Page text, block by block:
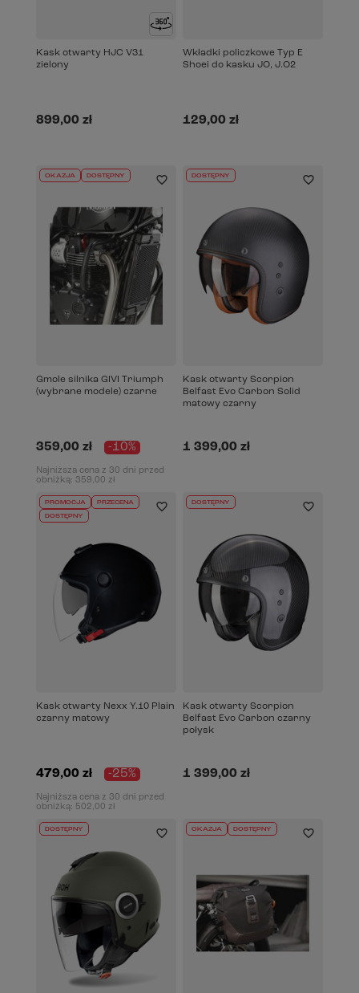
Kask otwarty HJC V31
zielony
899,00 zł
Wkładki policzkowe Typ E
Shoei do kasku JO, J.O2
129,00 zł
OKAZJA DOSTĘPNY
Gmole silnika GIVI Triumph
(wybrane modele) czarne
359,00 zł -10%
Najniższa cena z 30 dni przed
obniżką: 359,00 zł
DOSTĘPNY
Kask otwarty Scorpion
Belfast Evo Carbon Solid
matowy czarny
1 399,00 zł
PROMOCJA PRZECENA
DOSTĘPNY
Kask otwarty Nexx Y.10 Plain
czarny matowy
479,00 zł -25%
Najniższa cena z 30 dni przed
obniżką: 502,00 zł
DOSTĘPNY
Kask otwarty Scorpion
Belfast Evo Carbon czarny
połysk
1 399,00 zł
DOSTĘPNY OKAZJA DOSTĘPNY